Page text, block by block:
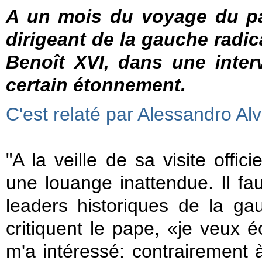
A un mois du voyage du
dirigeant de la gauche
Benoît XVI, dans une
certain étonnement.
C'est relaté par Alessandro
"A la veille de sa visite
une louange inattendue. Il
leaders historiques de la
critiquent le pape, «je veux
m'a intéressé: contrairement